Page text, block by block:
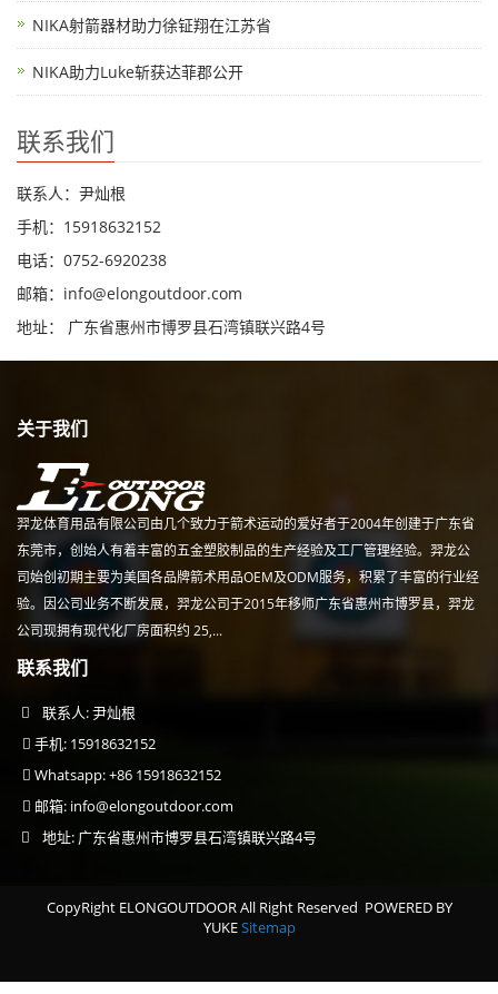
NIKA射箭器材助力徐钲翔在江苏省
NIKA助力Luke斩获达菲郡公开
联系我们
联系人：尹灿根
手机：15918632152
电话：0752-6920238
邮箱： info@elongoutdoor.com
地址： 广东省惠州市博罗县石湾镇联兴路4号
关于我们
羿龙体育用品有限公司由几个致力于箭术运动的爱好者于2004年创建于广东省
东莞市，创始人有着丰富的五金塑胶制品的生产经验及工厂管理经验。羿龙公
司始创初期主要为美国各品牌箭术用品OEM及ODM服务，积累了丰富的行业经
验。因公司业务不断发展，羿龙公司于2015年移师广东省惠州市博罗县，羿龙
公司现拥有现代化厂房面积约 25,...
联系我们
联系人: 尹灿根
手机: 15918632152
Whatsapp: +86 15918632152
邮箱: info@elongoutdoor.com
地址: 广东省惠州市博罗县石湾镇联兴路4号
CopyRight ELONGOUTDOOR All Right Reserved POWERED BY
YUKESitemap